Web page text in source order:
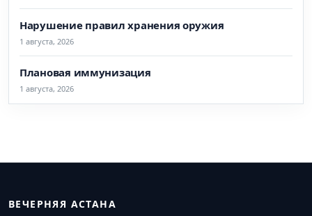
Нарушение правил хранения оружия
1 августа, 2026
Плановая иммунизация
1 августа, 2026
ВЕЧЕРНЯЯ АСТАНА